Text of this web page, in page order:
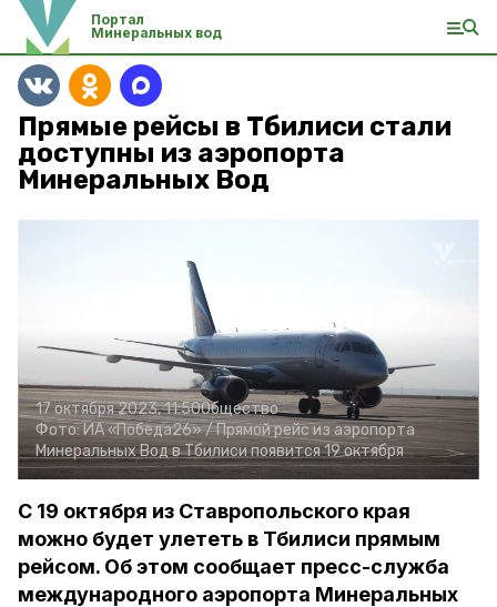
Портал
Минеральных вод
Прямые рейсы в Тбилиси стали
доступны из аэропорта
Минеральных Вод
17 октября 2023, 11:50Общество
Фото:ИА «Победа26» /Прямой рейс из аэропорта
Минеральных Вод в Тбилиси появится 19 октября
С 19 октября из Ставропольского края
можно будет улететь в Тбилиси прямым
рейсом. Об этом сообщает пресс-служба
международного аэропорта Минеральных